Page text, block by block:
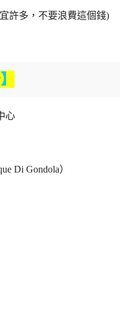
許多，不要浪費這個錢)
心
Di Gondola）